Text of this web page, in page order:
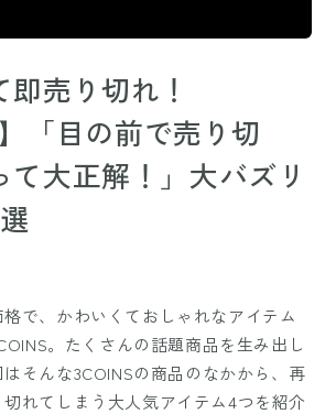
売り切れ！
】「目の前で売り切
て大正解！」大バズリ
格で、かわいくておしゃれなアイテム
。たくさんの話題商品を生み出し
そんな3COINSの商品のなかから、再
れてしまう大人気アイテム4つを紹介